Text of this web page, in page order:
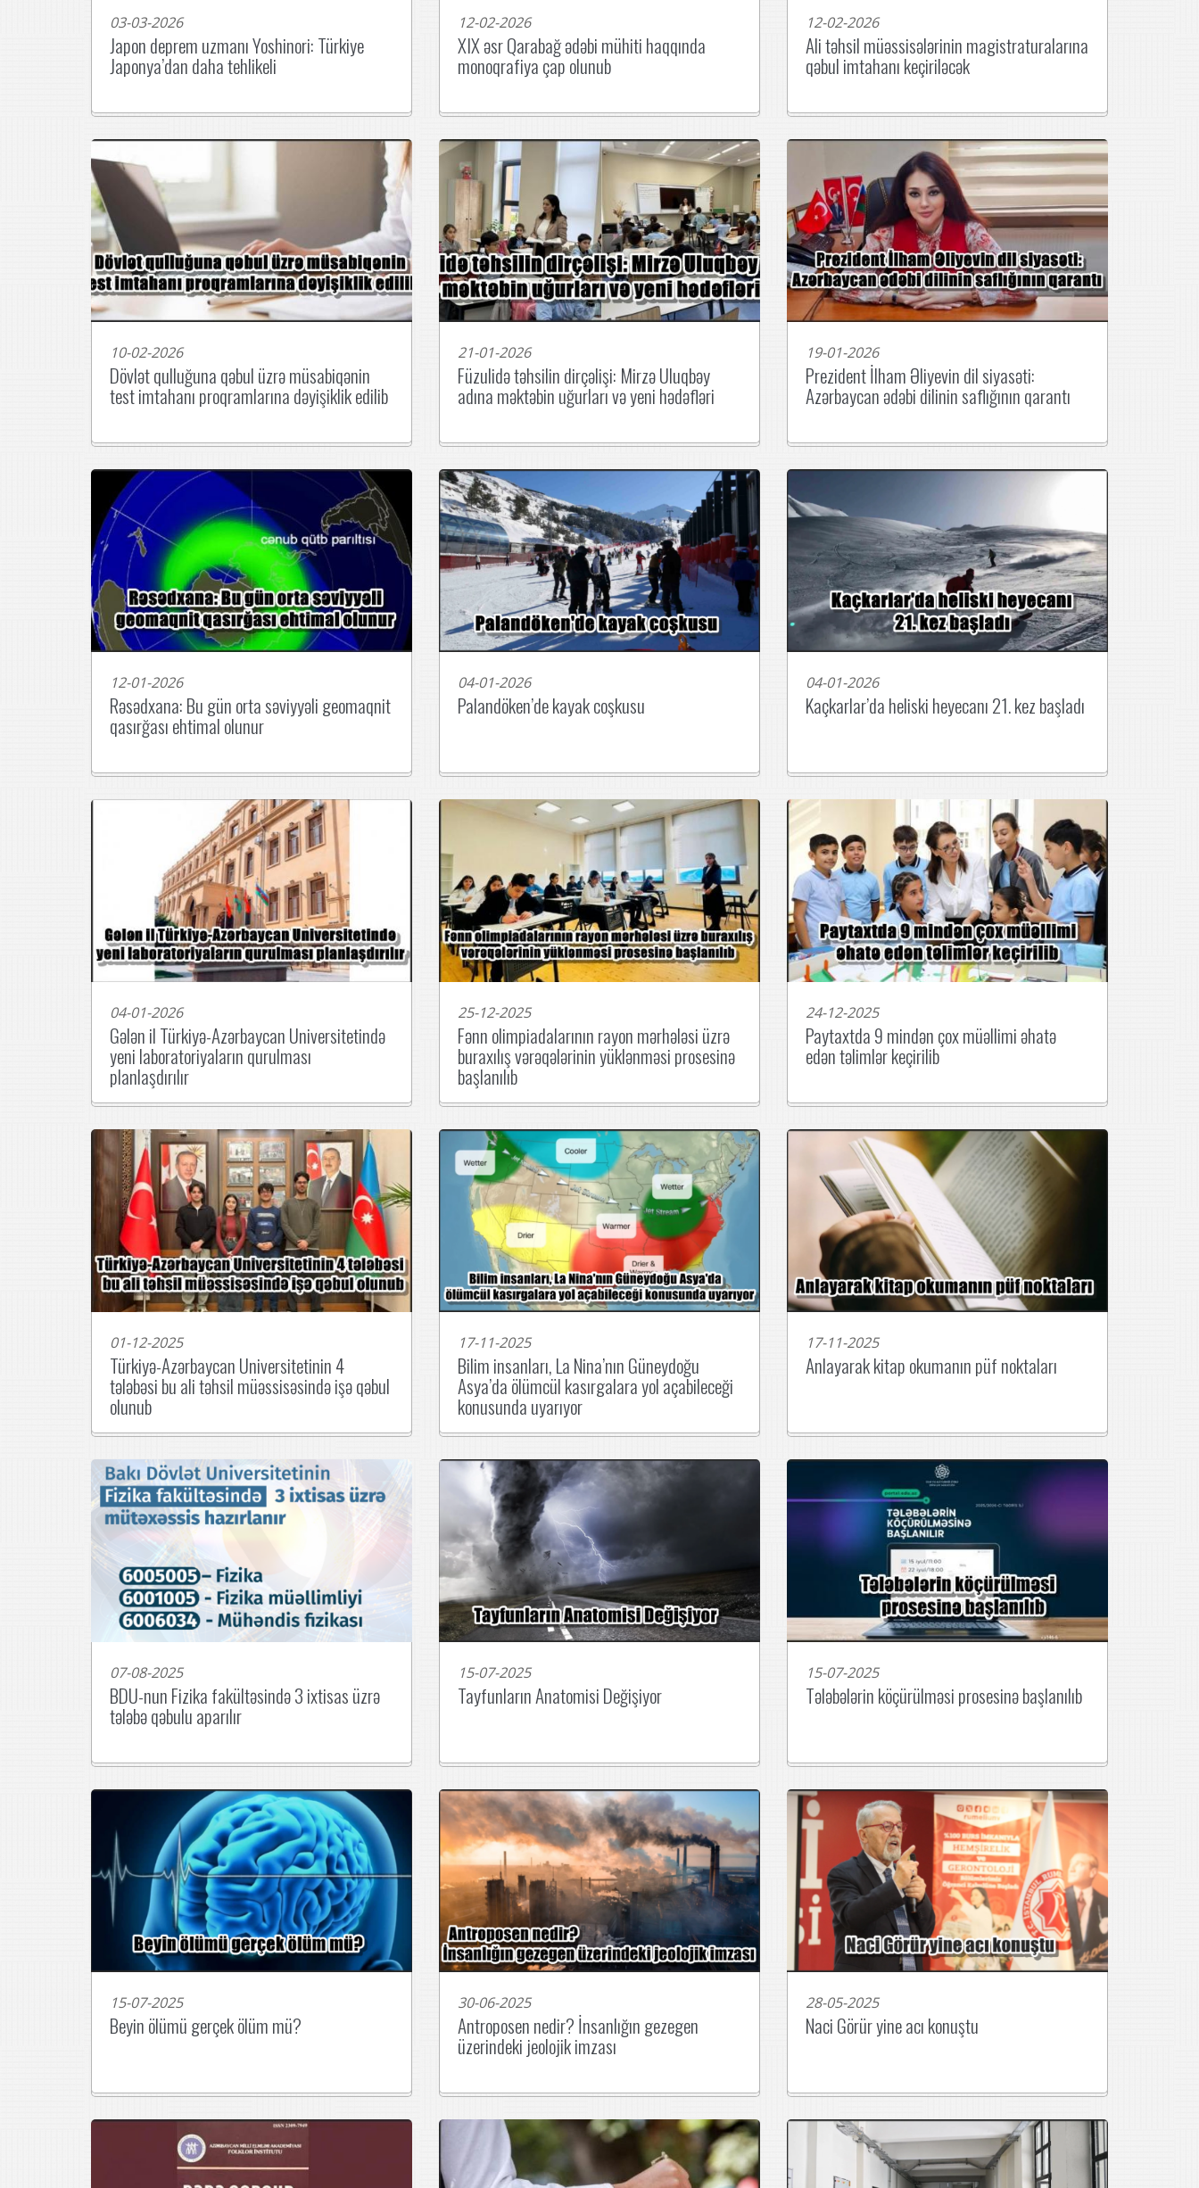
03-03-2026
Japon deprem uzmanı Yoshinori: Türkiye
Japonya’dan daha tehlikeli
12-02-2026
XIX əsr Qarabağ ədəbi mühiti haqqında
monoqrafiya çap olunub
12-02-2026
Ali təhsil müəssisələrinin magistraturalarına
qəbul imtahanı keçiriləcək
10-02-2026
Dövlət qulluğuna qəbul üzrə müsabiqənin
test imtahanı proqramlarına dəyişiklik edilib
21-01-2026
Füzulidə təhsilin dirçəlişi: Mirzə Uluqbəy
adına məktəbin uğurları və yeni hədəfləri
19-01-2026
Prezident İlham Əliyevin dil siyasəti:
Azərbaycan ədəbi dilinin saflığının qarantı
12-01-2026
Rəsədxana: Bu gün orta səviyyəli geomaqnit
qasırğası ehtimal olunur
04-01-2026
Palandöken’de kayak coşkusu
04-01-2026
Kaçkarlar’da heliski heyecanı 21. kez başladı
04-01-2026
Gələn il Türkiyə-Azərbaycan Universitetində
yeni laboratoriyaların qurulması
planlaşdırılır
25-12-2025
Fənn olimpiadalarının rayon mərhələsi üzrə
buraxılış vərəqələrinin yüklənməsi prosesinə
başlanılıb
24-12-2025
Paytaxtda 9 mindən çox müəllimi əhatə
edən təlimlər keçirilib
01-12-2025
Türkiyə-Azərbaycan Universitetinin 4
tələbəsi bu ali təhsil müəssisəsində işə qəbul
olunub
17-11-2025
Bilim insanları, La Nina’nın Güneydoğu
Asya’da ölümcül kasırgalara yol açabileceği
konusunda uyarıyor
17-11-2025
Anlayarak kitap okumanın püf noktaları
07-08-2025
BDU-nun Fizika fakültəsində 3 ixtisas üzrə
tələbə qəbulu aparılır
15-07-2025
Tayfunların Anatomisi Değişiyor
15-07-2025
Tələbələrin köçürülməsi prosesinə başlanılıb
15-07-2025
Beyin ölümü gerçek ölüm mü?
30-06-2025
Antroposen nedir? İnsanlığın gezegen
üzerindeki jeolojik imzası
28-05-2025
Naci Görür yine acı konuştu